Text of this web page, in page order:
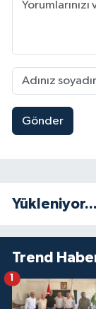
Gönder
Yükleniyor...
Trend